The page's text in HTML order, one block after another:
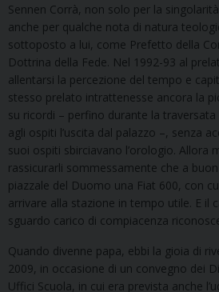
Sennen Corrà, non solo per la
anche per qualche nota di natura
sottoposto a lui, come Prefetto della
Dottrina della Fede. Nel 1992-93 al
allentarsi la percezione del tempo e
stesso prelato intrattenesse ancora la
su ricordi – perfino durante la
agli ospiti l’uscita dal palazzo –, senza
suoi ospiti sbirciavano l’orologio. Allora
rassicurarli sommessamente che a
piazzale del Duomo una Fiat 600, con
arrivare alla stazione in tempo utile. E il
sguardo carico di compiacenza
Quando divenne papa, ebbi la gioia di
2009, in occasione di un convegno dei
Uffici Scuola, in cui era prevista anche